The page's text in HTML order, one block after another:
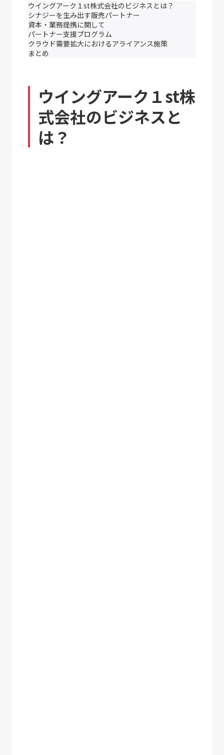
ウイングアーク１st株式会社のビジネスとは？
シナジーを生み出す販売パートナー
資本・業務提携に関して
パートナー支援プログラム
クラウド需要拡大におけるアライアンス施策
まとめ
ウイングアーク１st株
式会社のビジネスと
は？